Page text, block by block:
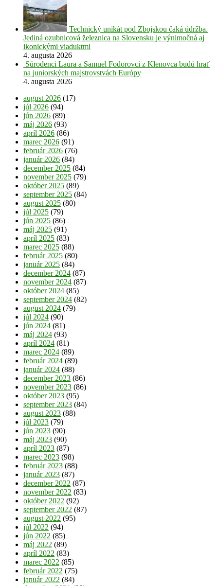
Technický unikát pod Zbojskou čaká údržba.
Jediná ozubnicová železnica na Slovensku je výnimočná aj
ikonickými viaduktmi
4. augusta 2026
Súrodenci Laura a Samuel Fodorovci z Klenovca budú hrať
na juniorských majstrovstvách Európy
4. augusta 2026
august 2026 (17)
júl 2026 (94)
jún 2026 (89)
máj 2026 (93)
apríl 2026 (86)
marec 2026 (91)
február 2026 (76)
január 2026 (84)
december 2025 (84)
november 2025 (79)
október 2025 (89)
september 2025 (84)
august 2025 (80)
júl 2025 (79)
jún 2025 (86)
máj 2025 (91)
apríl 2025 (83)
marec 2025 (88)
február 2025 (80)
január 2025 (84)
december 2024 (87)
november 2024 (87)
október 2024 (85)
september 2024 (82)
august 2024 (79)
júl 2024 (90)
jún 2024 (81)
máj 2024 (93)
apríl 2024 (81)
marec 2024 (89)
február 2024 (89)
január 2024 (88)
december 2023 (86)
november 2023 (86)
október 2023 (95)
september 2023 (84)
august 2023 (88)
júl 2023 (79)
jún 2023 (90)
máj 2023 (90)
apríl 2023 (87)
marec 2023 (98)
február 2023 (88)
január 2023 (87)
december 2022 (87)
november 2022 (83)
október 2022 (92)
september 2022 (87)
august 2022 (95)
júl 2022 (94)
jún 2022 (85)
máj 2022 (89)
apríl 2022 (83)
marec 2022 (85)
február 2022 (75)
január 2022 (84)